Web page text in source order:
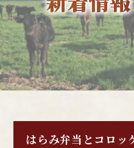
はらみ弁当とコロッ